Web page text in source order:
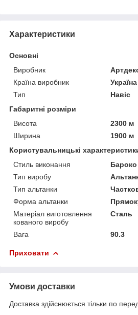
Характеристики
Основні
Виробник
Країна виробник
Україна
Тип
Навіс
Габаритні розміри
Висота
2300 м
Ширина
1900 м
Користувальницькі
Стиль виконання
Бароко
Тип виробу
Тип альтанки
Форма альтанки
Матеріал виготовлення
кованого виробу
Сталь
Вага 90.3
Приховати
Умови доставки
Доставка здійснюється тільки по